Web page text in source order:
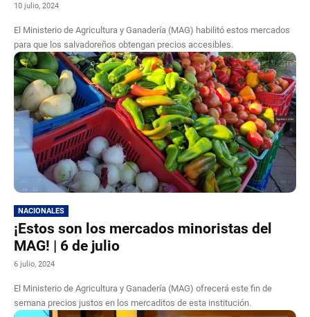
10 julio, 2024
El Ministerio de Agricultura y Ganadería (MAG) habilitó estos mercados
para que los salvadoreños obtengan precios accesibles.
NACIONALES
¡Estos son los mercados minoristas del
MAG! | 6 de julio
6 julio, 2024
El Ministerio de Agricultura y Ganadería (MAG) ofrecerá este fin de
semana precios justos en los mercaditos de esta institución.